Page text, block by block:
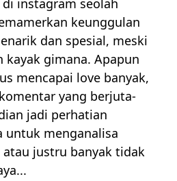
instagram seolah
keunggulan
dan spesial, meski
kayak gimana. Apapun
mencapai love banyak,
yang berjuta-
jadi perhatian
untuk menganalisa
justru banyak tidak